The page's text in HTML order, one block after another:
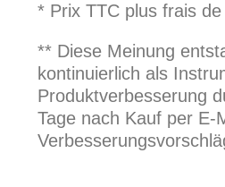
* Prix TTC plus frais
** Diese Meinung
kontinuierlich als
Produktverbesserung
Tage nach Kauf per E-